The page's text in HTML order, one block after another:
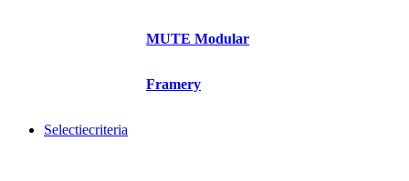
MUTE Modular
Framery
Selectiecriteria